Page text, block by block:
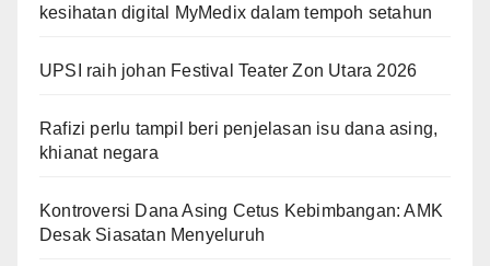
kesihatan digital MyMedix dalam tempoh setahun
UPSI raih johan Festival Teater Zon Utara 2026
Rafizi perlu tampil beri penjelasan isu dana asing,
khianat negara
Kontroversi Dana Asing Cetus Kebimbangan: AMK
Desak Siasatan Menyeluruh